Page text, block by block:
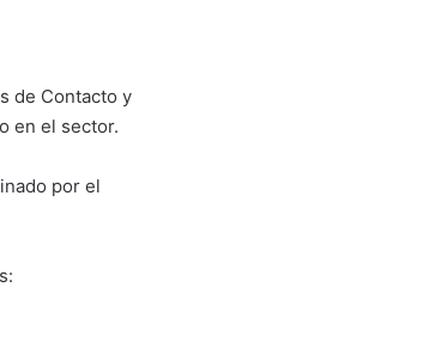
de Contacto y
en el sector.
por el